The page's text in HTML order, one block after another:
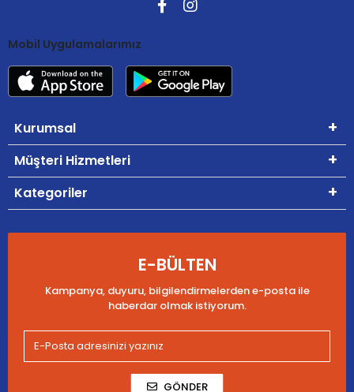
Mobil Uygulamalarımız
Kurumsal
Müşteri Hizmetleri
Kategoriler
E-BÜLTEN
Kampanya, duyuru, bilgilendirmelerden e-posta ile
haberdar olmak istiyorum.
GÖNDER